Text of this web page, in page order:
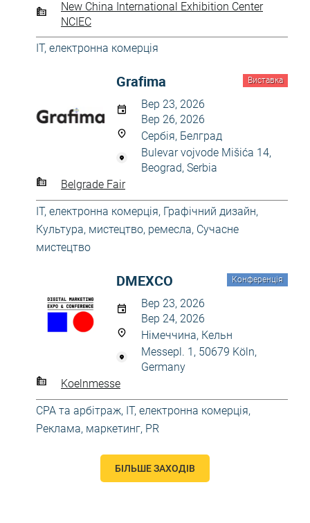
New China International Exhibition Center
NCIEC
IT, електронна комерція
Виставка
Grafima
Вер 23, 2026
Вер 26, 2026
Сербія, Белград
Bulevar vojvode Mišića 14,
Beograd, Serbia
Belgrade Fair
IT, електронна комерція, Графічний дизайн,
Культура, мистецтво, ремесла, Сучасне
мистецтво
Конференція
DMEXCO
Вер 23, 2026
Вер 24, 2026
Німеччина, Кельн
Messepl. 1, 50679 Köln,
Germany
Koelnmesse
CPA та арбітраж, IT, електронна комерція,
Реклама, маркетинг, PR
БІЛЬШЕ ЗАХОДІВ